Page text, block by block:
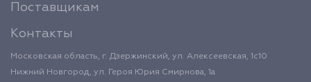
Поставщикам
Контакты
Московская область, г. Дзержинский, ул. Алексеевская, 1с10
Нижний Новгород, ул. Героя Юрия Смирнова, 1а